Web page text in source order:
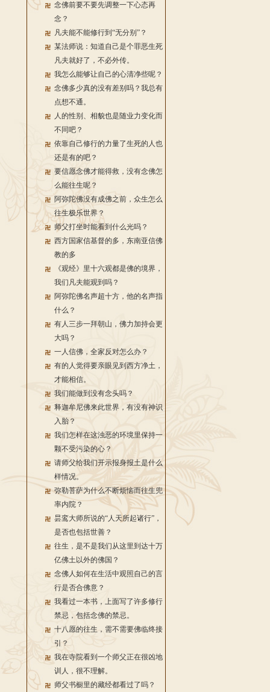
念佛前要不要先调整一下心态再
念？
凡夫能不能修行到“无分别”？
某法师说：知道自己是个罪恶生死
凡夫就好了，不必外传。
我怎么能够让自己的心清净些呢？
念佛多少真的没有差别吗？我总有
点想不通。
人的性别、相貌也是随业力变化而
不同吧？
依靠自己修行的力量了生死的人也
还是有的吧？
要信愿念佛才能得救，没有念佛怎
么能往生呢？
阿弥陀佛没有成佛之前，众生怎么
往生极乐世界？
师父打坐时能看到什么光吗？
西方国家信基督的多，东南亚信佛
教的多
《观经》里十六观都是佛的境界，
我们凡夫能观到吗？
阿弥陀佛名声超十方，他的名声指
什么？
有人三步一拜朝山，佛力加持会更
大吗？
一人信佛，全家反对怎么办？
有的人觉得要亲眼见到西方净土，
才能相信。
我们能做到没有念头吗？
释迦牟尼佛来此世界，有没有神识
入胎？
我们怎样在这浊恶的环境里保持一
颗不受污染的心？
请师父给我们开示报身报土是什么
样情况。
弥勒菩萨为什么不断烦恼而往生兜
率内院？
昙鸾大师所说的“人天所起诸行”，
是否也包括世善？
往生，是不是我们从这里到达十万
亿佛土以外的佛国？
念佛人如何在生活中观照自己的言
行是否合佛意？
我看过一本书，上面写了许多修行
禁忌，包括念佛的禁忌。
十八愿的往生，需不需要佛临终接
引？
我在寺院看到一个师父正在很凶地
训人，很不理解。
师父书橱里的藏经都看过了吗？